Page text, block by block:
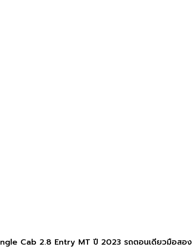
Cab 2.8 Entry MT ปี 2023 รถตอนเดียวมือสอง